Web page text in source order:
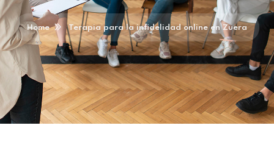
Home Terapia para la infidelidad online en Zuera